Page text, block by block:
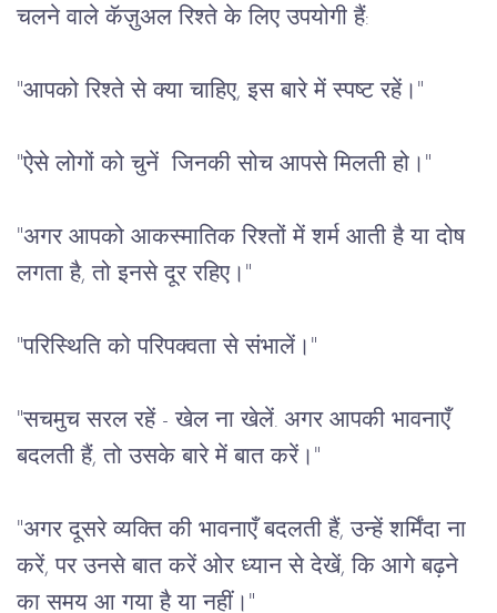
चलने वाले कॅज़ुअल रिश्ते के लिए उपयोगी हैं:
"आपको रिश्ते से क्या चाहिए, इस बारे में स्पष्ट रहें।"
"ऐसे लोगों को चुनें  जिनकी सोच आपसे मिलती हो।"
"अगर आपको आकस्मातिक रिश्तों में शर्म आती है या दोष
लगता है, तो इनसे दूर रहिए।"
"परिस्थिति को परिपक्वता से संभालें।"
"सचमुच सरल रहें - खेल ना खेलें. अगर आपकी भावनाएँ
बदलती हैं, तो उसके बारे में बात करें।"
"अगर दूसरे व्यक्ति की भावनाएँ बदलती हैं, उन्हें शर्मिंदा ना
करें, पर उनसे बात करें ओर ध्यान से देखें, कि आगे बढ़ने
का समय आ गया है या नहीं।"